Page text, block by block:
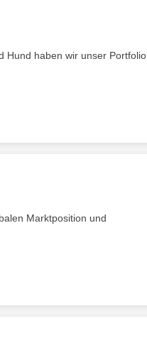
Hund haben wir unser Portfolio
Marktposition und